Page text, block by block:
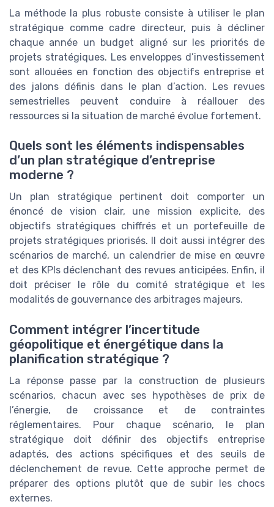
La méthode la plus robuste consiste à utiliser le plan
stratégique comme cadre directeur, puis à décliner
chaque année un budget aligné sur les priorités de
projets stratégiques. Les enveloppes d’investissement
sont allouées en fonction des objectifs entreprise et
des jalons définis dans le plan d’action. Les revues
semestrielles peuvent conduire à réallouer des
ressources si la situation de marché évolue fortement.
Quels sont les éléments indispensables
d’un plan stratégique d’entreprise
moderne ?
Un plan stratégique pertinent doit comporter un
énoncé de vision clair, une mission explicite, des
objectifs stratégiques chiffrés et un portefeuille de
projets stratégiques priorisés. Il doit aussi intégrer des
scénarios de marché, un calendrier de mise en œuvre
et des KPIs déclenchant des revues anticipées. Enfin, il
doit préciser le rôle du comité stratégique et les
modalités de gouvernance des arbitrages majeurs.
Comment intégrer l’incertitude
géopolitique et énergétique dans la
planification stratégique ?
La réponse passe par la construction de plusieurs
scénarios, chacun avec ses hypothèses de prix de
l’énergie, de croissance et de contraintes
réglementaires. Pour chaque scénario, le plan
stratégique doit définir des objectifs entreprise
adaptés, des actions spécifiques et des seuils de
déclenchement de revue. Cette approche permet de
préparer des options plutôt que de subir les chocs
externes.